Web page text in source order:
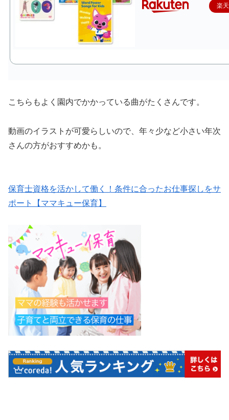
楽
こちらもよく園内でかかっている曲がたくさんです。
動画のイラストが可愛らしいので、年々少など小さい年次
さんの方がおすすめかも。
保育士資格を活かして働く！条件に合ったお仕事探しをサ
ポート【ママキュー保育】